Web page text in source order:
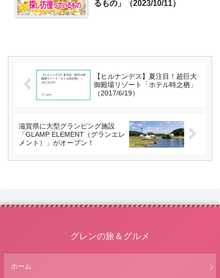
るもの」（2023/10/11）
【ヒルナンデス】夏注目！超巨大
御殿場リゾート「ホテル時之栖」
（2017/6/19）
滋賀県に大型グランピング施設
「GLAMP ELEMENT（グランエレ
メント）」がオープン！
グレンの旅＆グルメ
ホーム